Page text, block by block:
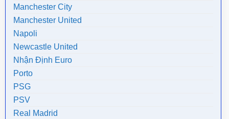
Manchester City
Manchester United
Napoli
Newcastle United
Nhận Định Euro
Porto
PSG
PSV
Real Madrid